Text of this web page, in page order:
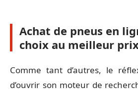
Achat de pneus en
choix au meilleur
Comme tant d’autres, le
d’ouvrir son moteur de